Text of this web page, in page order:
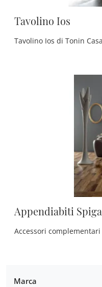
Marca
Tavolino Ios
Appendiabiti Spiga